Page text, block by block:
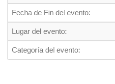
Fecha de Fin del evento:
Lugar del evento:
Categoría del evento: